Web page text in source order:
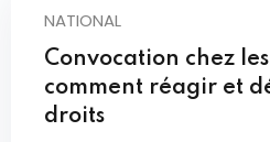
NATIONAL
Convocation chez
comment réagir et
droits